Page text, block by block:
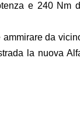
e 240 Nm
ammirare da
la nuova